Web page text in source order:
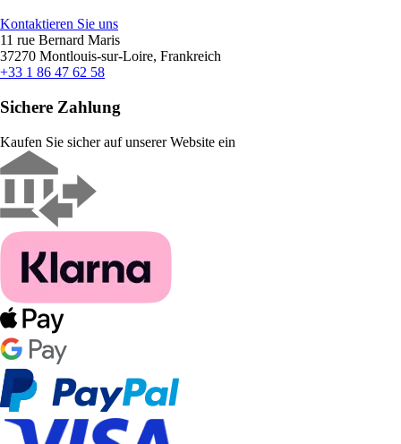
Kontaktieren Sie uns
11 rue Bernard Maris
37270 Montlouis-sur-Loire, Frankreich
+33 1 86 47 62 58
Sichere Zahlung
Kaufen Sie sicher auf unserer Website ein